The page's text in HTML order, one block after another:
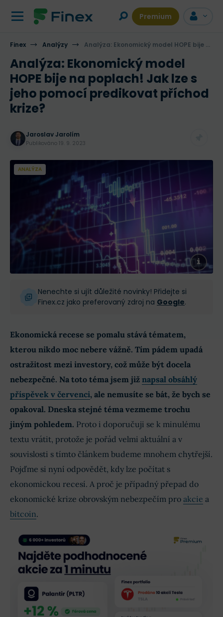
Premium
Finex Analýzy Analýza: Ekonomický model HOPE bije na poplach! Jak lze s jeho pomocí predikovat příchod krize?
Analýza: Ekonomický model
HOPE bije na poplach! Jak lze s
jeho pomocí predikovat příchod
krize?
Jaroslav Jarolím
Publikováno 19. 9. 2023
ANALÝZA
Nenechte si ujít důležité novinky! Přidejte si
Finex.cz jako preferovaný zdroj na Google.
Ekonomická recese se pomalu stává tématem,
kterou nikdo moc nebere vážně. Tím pádem upadá
ostražitost mezi investory, což může být docela
nebezpečné. Na toto téma jsem již napsal obsáhlý
příspěvek v červenci, ale nemusíte se bát, že bych se
opakoval. Dneska stejné téma vezmeme trochu
jiným pohledem. Proto i doporučuji se k minulému
textu vrátit, protože je pořád velmi aktuální a v
souvislosti s tímto článkem budeme mnohem chytřejší.
Pojďme si nyní odpovědět, kdy lze počítat s
ekonomickou recesí. A proč je případný přepad do
ekonomické krize obrovským nebezpečím pro akcie a
bitcoin.